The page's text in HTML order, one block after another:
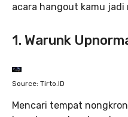
acara hangout kamu jadi
1. Warunk
Source: Tirto.ID
Mencari tempat